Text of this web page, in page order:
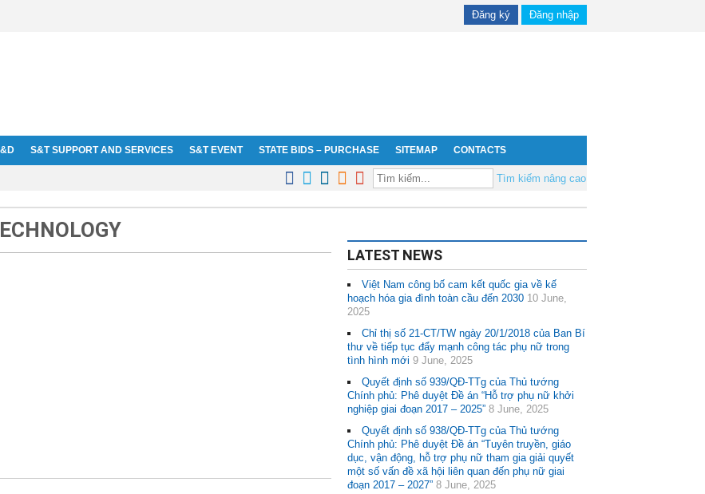
Đăng ký Đăng nhập
S&T SUPPORT AND SERVICES S&T EVENT STATE BIDS – PURCHASE SITEMAP CONTACTS
     Tìm kiếm nâng cao
LATEST NEWS
Việt Nam công bố cam kết quốc gia về kế
hoạch hóa gia đình toàn cầu đến 2030 10 June,
2025
Chỉ thị số 21-CT/TW ngày 20/1/2018 của Ban Bí
thư về tiếp tục đẩy mạnh công tác phụ nữ trong
tình hình mới 9 June, 2025
Quyết định số 939/QĐ-TTg của Thủ tướng
Chính phủ: Phê duyệt Đề án “Hỗ trợ phụ nữ khởi
nghiệp giai đoạn 2017 – 2025” 8 June, 2025
Quyết định số 938/QĐ-TTg của Thủ tướng
Chính phủ: Phê duyệt Đề án “Tuyên truyền, giáo
dục, vận động, hỗ trợ phụ nữ tham gia giải quyết
một số vấn đề xã hội liên quan đến phụ nữ giai
đoạn 2017 – 2027” 8 June, 2025